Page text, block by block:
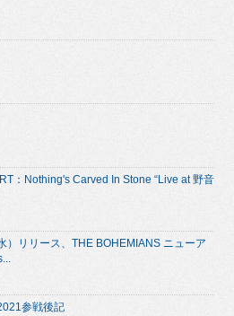
：Nothing's Carved In Stone “Live at 野音
）リリース、THE BOHEMIANS ニューア
参戦後記